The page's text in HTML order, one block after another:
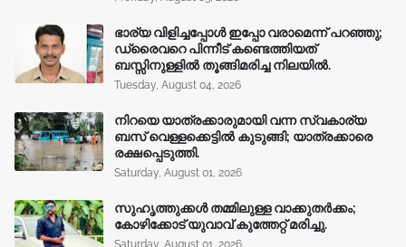
ഭാര്യ വിളിച്ചപ്പോള്‍ ഇപ്പോ വരാമെന്ന് പറഞ്ഞു;
ഡ്രൈവറെ പിന്നീട് കണ്ടെത്തിയത്
ബസ്സിനുള്ളില്‍ തൂങ്ങിമരിച്ച നിലയിൽ.
Tuesday, August 04, 2026
നിറയെ യാത്രക്കാരുമായി വന്ന സ്വകാര്യ
ബസ് വെള്ളക്കെട്ടിൽ കുടുങ്ങി; യാത്രക്കാരെ
രക്ഷപ്പെടുത്തി.
Saturday, August 01, 2026
സുഹൃത്തുക്കൾ തമ്മിലുള്ള വാക്കുതർക്കം;
കോഴിക്കോട് യുവാവ് കുത്തേറ്റ് മരിച്ചു.
Saturday, August 01, 2026